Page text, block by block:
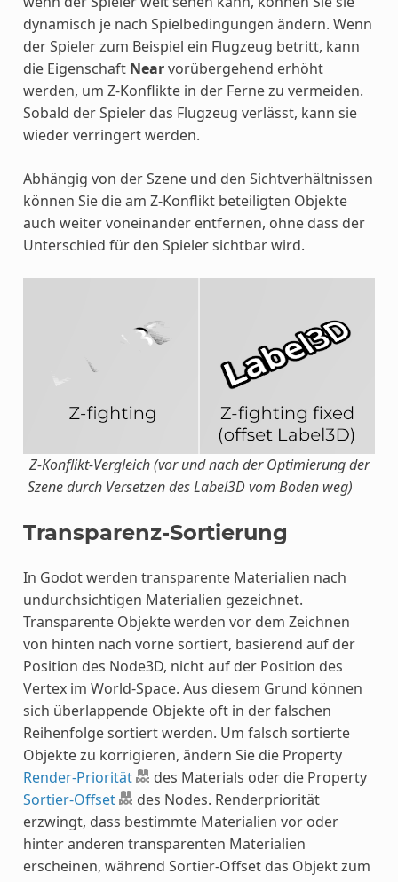
dynamisch je nach Spielbedingungen ändern. Wenn
der Spieler zum Beispiel ein Flugzeug betritt, kann
die Eigenschaft Nearvorübergehend erhöht
werden, um Z-Konflikte in der Ferne zu vermeiden.
Sobald der Spieler das Flugzeug verlässt, kann sie
wieder verringert werden.
Abhängig von der Szene und den Sichtverhältnissen
können Sie die am Z-Konflikt beteiligten Objekte
auch weiter voneinander entfernen, ohne dass der
Unterschied für den Spieler sichtbar wird.
Z-Konflikt-Vergleich (vor und nach der Optimierung der
Szene durch Versetzen des Label3D vom Boden weg)
Transparenz-Sortierung
In Godot werden transparente Materialien nach
undurchsichtigen Materialien gezeichnet.
Transparente Objekte werden vor dem Zeichnen
von hinten nach vorne sortiert, basierend auf der
Position des Node3D, nicht auf der Position des
Vertex im World-Space. Aus diesem Grund können
sich überlappende Objekte oft in der falschen
Reihenfolge sortiert werden. Um falsch sortierte
Objekte zu korrigieren, ändern Sie die Property
Render-Priorität
des Materials oder die Property
Sortier-Offset
des Nodes. Renderpriorität
erzwingt, dass bestimmte Materialien vor oder
hinter anderen transparenten Materialien
erscheinen, während Sortier-Offset das Objekt zum